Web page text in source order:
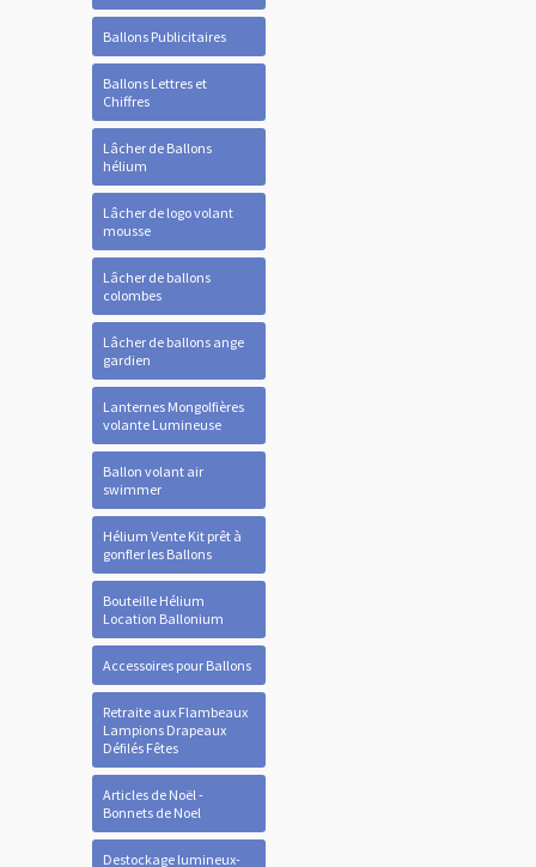
Ballons Publicitaires
Ballons Lettres et
Chiffres
Lâcher de Ballons
hélium
Lâcher de logo volant
mousse
Lâcher de ballons
colombes
Lâcher de ballons ange
gardien
Lanternes Mongolfières
volante Lumineuse
Ballon volant air
swimmer
Hélium Vente Kit prêt à
gonfler les Ballons
Bouteille Hélium
Location Ballonium
Accessoires pour Ballons
Retraite aux Flambeaux
Lampions Drapeaux
Défilés Fêtes
Articles de Noël -
Bonnets de Noel
Destockage lumineux-